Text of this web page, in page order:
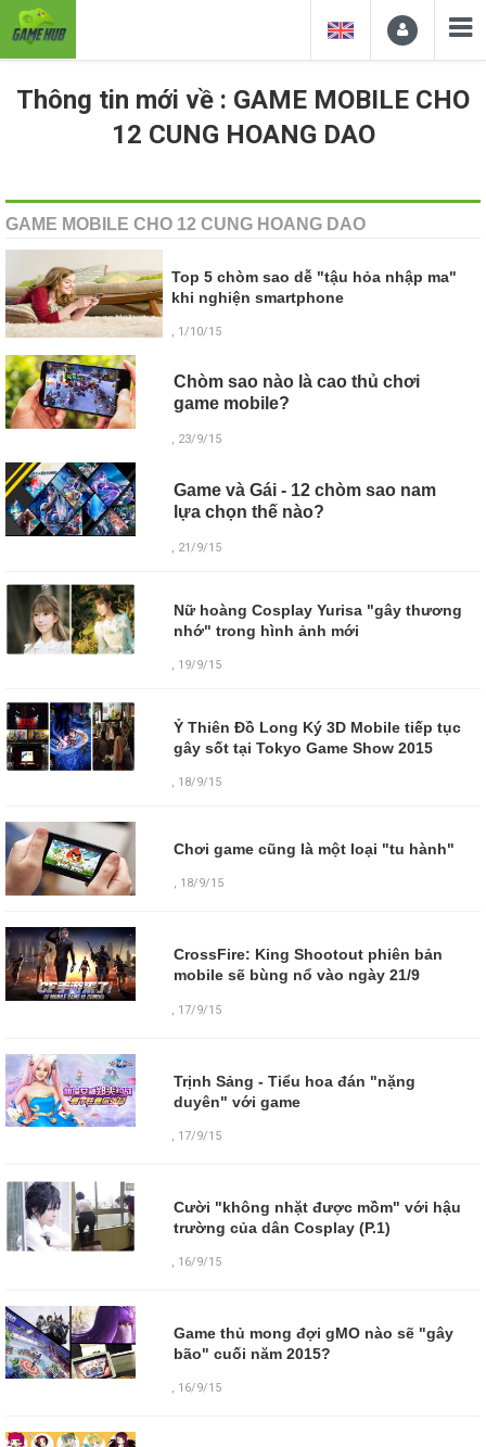
Thông tin mới về : GAME MOBILE CHO
12 CUNG HOANG DAO
GAME MOBILE CHO 12 CUNG HOANG DAO
Top 5 chòm sao dễ "tậu hỏa nhập ma"
khi nghiện smartphone
, 1/10/15
Chòm sao nào là cao thủ chơi
game mobile?
, 23/9/15
Game và Gái - 12 chòm sao nam
lựa chọn thế nào?
, 21/9/15
Nữ hoàng Cosplay Yurisa "gây thương
nhớ" trong hình ảnh mới
, 19/9/15
Ỷ Thiên Đồ Long Ký 3D Mobile tiếp tục
gây sốt tại Tokyo Game Show 2015
, 18/9/15
Chơi game cũng là một loại "tu hành"
, 18/9/15
CrossFire: King Shootout phiên bản
mobile sẽ bùng nổ vào ngày 21/9
17/9/15
Trịnh Sảng - Tiểu hoa đán "nặng
duyên" với game
, 17/9/15
Cười "không nhặt được mồm" với hậu
trường của dân Cosplay (P.1)
, 16/9/15
Game thủ mong đợi gMO nào sẽ "gây
bão" cuối năm 2015?
, 16/9/15